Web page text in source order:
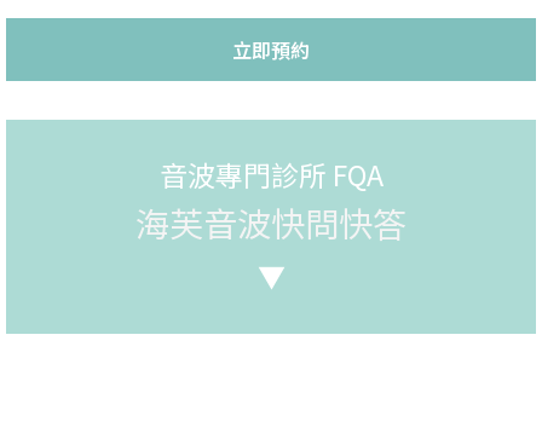
立即預約
音波專門診所 FQA
海芙音波快問快答
▼